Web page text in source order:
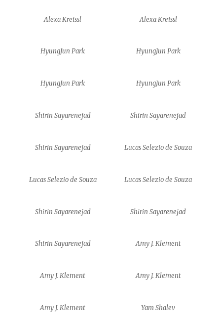
Alexa Kreissl Alexa Kreissl
HyungJun Park HyungJun Park
HyungJun Park HyungJun Park
Shirin Sayarenejad Shirin Sayarenejad
Shirin Sayarenejad Lucas Selezio de Souza
Lucas Selezio de Souza Lucas Selezio de Souza
Shirin Sayarenejad Shirin Sayarenejad
Shirin Sayarenejad Amy J. Klement
Amy J. Klement Amy J. Klement
Amy J. Klement Yam Shalev